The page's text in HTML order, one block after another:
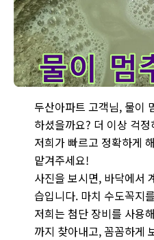
두산아파트 고객님, 물이
하셨을까요? 더 이상 걱
저희가 빠르고 정확하게
맡겨주세요!
사진을 보시면, 바닥에서
습입니다. 마치 수도꼭지
저희는 첨단 장비를 사용
까지 찾아내고, 꼼꼼하게